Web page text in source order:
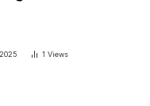
1 Views